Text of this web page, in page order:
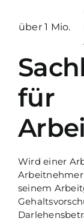
über 1 Mio.
für
Wird einer
seinem